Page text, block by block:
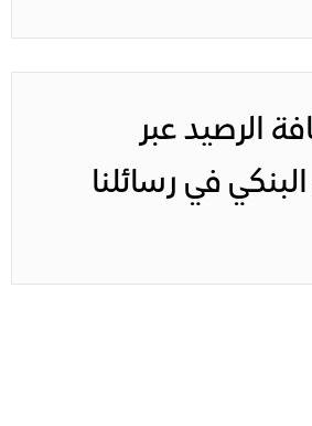
الرصيد عبر
في رسائلنا